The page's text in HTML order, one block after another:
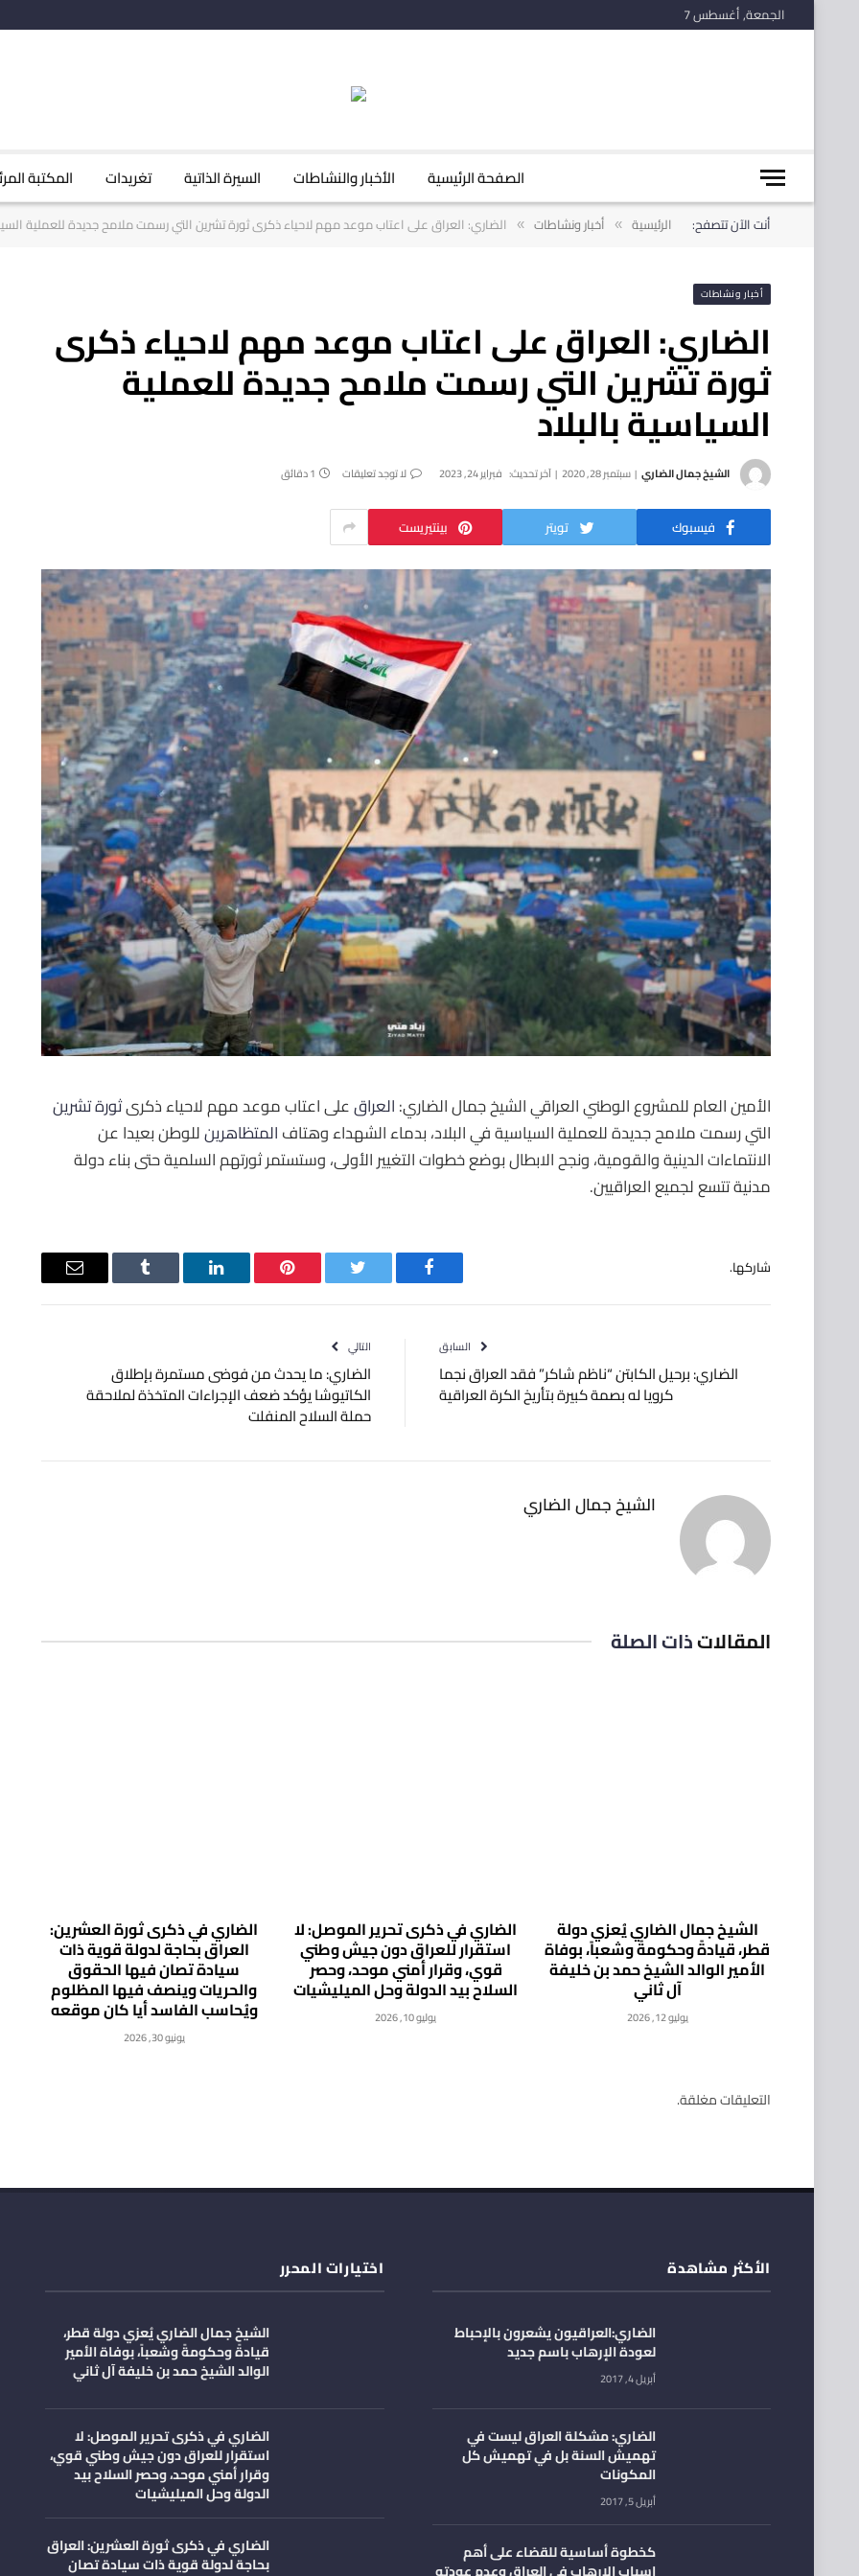
الجمعة, أغسطس 7
الصفحة الرئيسية الأخبار والنشاطات السيرة الذاتية تغريدات المكتبة
أنت الآن تتصفح: الرئيسية » أخبار ونشاطات » الضاري: العراق‬ على اعتاب موعد مهم لاحياء ذكرى ‫ثورة تشرين‬ التي رسمت ملامح جديدة للعملية
أخبار ونشاطات
الضاري: العراق‬ على اعتاب موعد مهم لاحياء ذكرى
‫ثورة تشرين‬ التي رسمت ملامح جديدة للعملية
السياسية بالبلاد
الشيخ جمال الضاري سبتمبر 28, 2020 آخر تحديث: فبراير 24, 2023 لا توجد تعليقات 1 دقائق
فيسبوك تويتر بينتيريست
الأمين العام للمشروع الوطني العراقي الشيخ جمال الضاري:العراق‬ على اعتاب موعد مهم لاحياء ذكرى ‫ثورة تشرين
التي رسمت ملامح جديدة للعملية السياسية في البلاد، بدماء الشهداء وهتاف ‫المتظاهرين‬ للوطن بعيدا عن
الانتماءات الدينية والقومية، ونجح الابطال بوضع خطوات التغيير الأولى، وستستمر ثورتهم السلمية حتى بناء دولة
مدنية تتسع لجميع العراقيين.
شاركها.
فيسبوك تويتر بينتيريستلينكدإن Tumblr
البريد
السابق
الضاري: برحيل الكابتن “ناظم شاكر” فقد ‫العراق‬ نجما
كرويا له بصمة كبيرة بتأريخ الكرة العراقية
التالي
الضاري: ما يحدث من فوضى مستمرة بإطلاق
‫الكاتيوشا‬ يؤكد ضعف الإجراءات المتخذة لملاحقة
حملة ‫السلاح المنفلت‬
الشيخ جمال الضاري
المقالاتذات الصلة
الشيخ جمال الضاري يُعزي دولة
قطر، قيادةً وحكومةً وشعباً، بوفاة
الأمير الوالد الشيخ حمد بن خليفة
آل ثاني
يوليو 12, 2026
الضاري في ذكرى تحرير الموصل: لا
استقرار للعراق دون جيش وطني
قوي، وقرار أمني موحد، وحصر
السلاح بيد الدولة وحل الميليشيات
يوليو 10, 2026
الضاري في ذكرى ثورة العشرين:
العراق بحاجة لدولة قوية ذات
سيادة تصان فيها الحقوق
والحريات وينصف فيها المظلوم
ويُحاسب الفاسد أيا كان موقعه
يونيو 30, 2026
التعليقات مغلقة.
الأكثر مشاهدة
الضاري:العراقيون يشعرون بالإحباط
لعودة الإرهاب باسم جديد
أبريل 4, 2017
الضاري: مشكلة العراق ليست في
تهميش السنة بل في تهميش كل
المكونات
أبريل 5, 2017
كخطوة أساسية للقضاء على أهم
اختيارات المحرر
الشيخ جمال الضاري يُعزي دولة قطر،
قيادةً وحكومةً وشعباً، بوفاة الأمير
الوالد الشيخ حمد بن خليفة آل ثاني
الضاري في ذكرى تحرير الموصل: لا
استقرار للعراق دون جيش وطني قوي،
وقرار أمني موحد، وحصر السلاح بيد
الدولة وحل الميليشيات
الضاري في ذكرى ثورة العشرين: العراق
بحاجة لدولة قوية ذات سيادة تصان